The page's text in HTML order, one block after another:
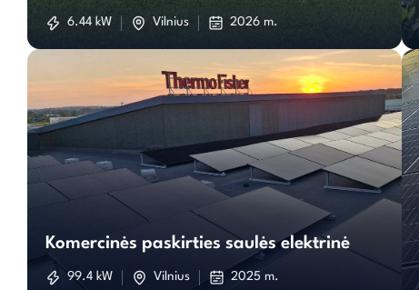
elektrinė
kaupikliais
6.44 kW Vilnius 2026 m.
Komercinės
paskirties
saulės
elektrinė
Komercinės paskirties saulės elektrinė
99.4 kW Vilnius 2025 m.